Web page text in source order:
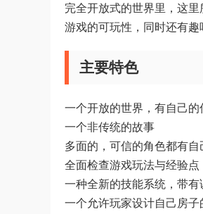
完全开放式的世界里，这
游戏的可玩性，同时还有
主要特色
一个开放的世界，有自己
一个非传统的故事
多面的，可信的角色都有
全面检查游戏玩法与经验点
一种全新的技能系统，带
一个允许玩家设计自己房子